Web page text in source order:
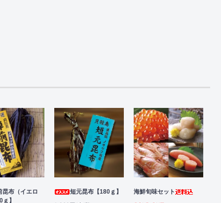
昆布（イエロ
】
短元昆布【180ｇ】
海鮮旬味セット